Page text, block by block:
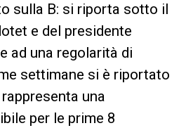
sulla B: si riporta sotto il
e del presidente
ad una regolarità di
settimane si è riportato
una
per le prime 8